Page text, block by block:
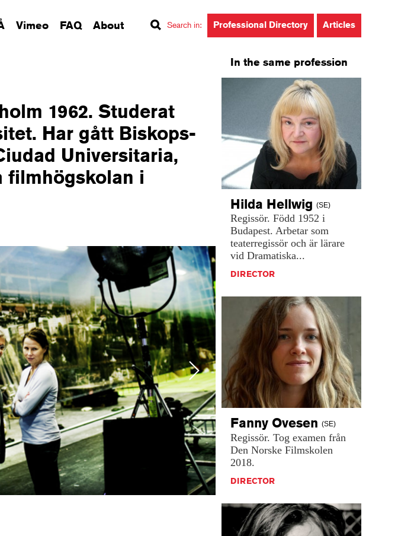
Vimeo FAQ About Search in: Professional Directory Articles
1962. Studerat
Har gått Biskops-
Universitaria,
filmhögskolan i
Next
In the same profession
Hilda Hellwig (SE)
Regissör. Född 1952 i
Budapest. Arbetar som
teaterregissör och är lärare
vid Dramatiska...
DIRECTOR
Fanny Ovesen (SE)
Regissör. Tog examen från
Den Norske Filmskolen
2018.
DIRECTOR